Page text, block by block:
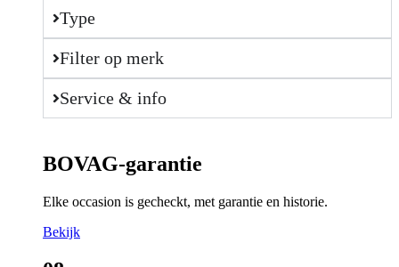
Type
Filter op merk
Service & info
BOVAG-garantie
Elke occasion is gecheckt, met garantie en historie.
Bekijk